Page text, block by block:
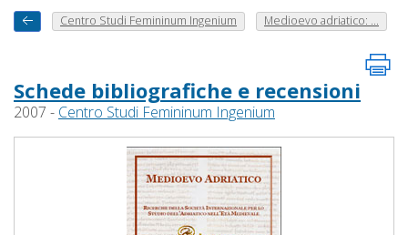
Centro Studi Femininum Ingenium Medioevo adriatico: ...
Schede bibliografiche e recensioni
2007 - Centro Studi Femininum Ingenium